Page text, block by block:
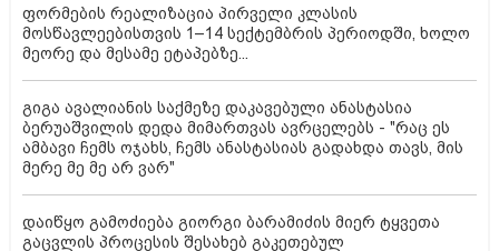
ფორმების რეალიზაცია პირველი კლასის
მოსწავლეებისთვის 1–14 სექტემბრის პერიოდში, ხოლო
მეორე და მესამე ეტაპებზე...
გიგა ავალიანის საქმეზე დაკავებული ანასტასია
ბერუაშვილის დედა მიმართვას ავრცელებს - "რაც ეს
ამბავი ჩემს ოჯახს, ჩემს ანასტასიას გადახდა თავს, მის
მერე მე მე არ ვარ"
დაიწყო გამოძიება გიორგი ბარამიძის მიერ ტყვეთა
გაცვლის პროცესის შესახებ გაკეთებულ